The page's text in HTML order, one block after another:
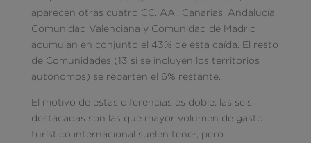
aparecen otras cuatro CC. AA.: Canarias, Andalucía,
Comunidad Valenciana y Comunidad de Madrid
acumulan en conjunto el 43% de esta caída. El resto
de Comunidades (13 si se incluyen los territorios
autónomos) se reparten el 6% restante.
El motivo de estas diferencias es doble: las seis
destacadas son las que mayor volumen de gasto
turístico internacional suelen tener, pero